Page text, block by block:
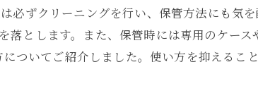
必ずクリーニングを行い、保管方法にも気を
とします。また、保管時には専用のケース
ついてご紹介しました。使い方を抑えるこ